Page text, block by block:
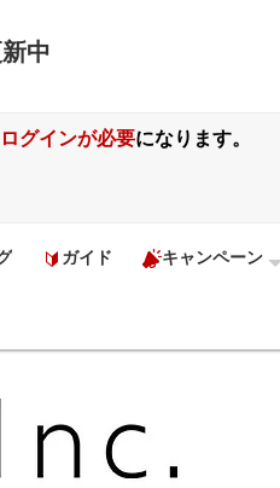
中
グインが必要になります。
ガイド キャンペーン